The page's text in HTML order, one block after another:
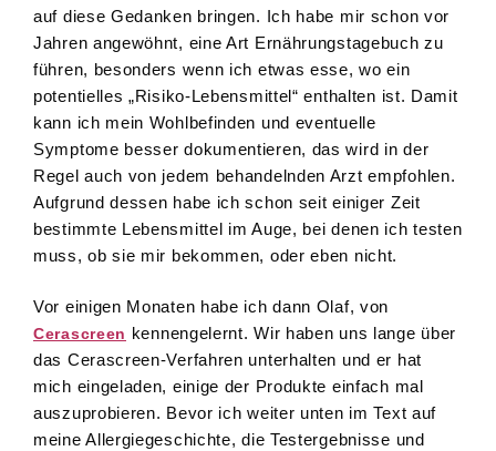
auf diese Gedanken bringen. Ich habe mir schon vor
Jahren angewöhnt, eine Art Ernährungstagebuch zu
führen, besonders wenn ich etwas esse, wo ein
potentielles „Risiko-Lebensmittel“ enthalten ist. Damit
kann ich mein Wohlbefinden und eventuelle
Symptome besser dokumentieren, das wird in der
Regel auch von jedem behandelnden Arzt empfohlen.
Aufgrund dessen habe ich schon seit einiger Zeit
bestimmte Lebensmittel im Auge, bei denen ich testen
muss, ob sie mir bekommen, oder eben nicht.
Vor einigen Monaten habe ich dann Olaf, von
Cerascreen kennengelernt. Wir haben uns lange über
das Cerascreen-Verfahren unterhalten und er hat
mich eingeladen, einige der Produkte einfach mal
auszuprobieren. Bevor ich weiter unten im Text auf
meine Allergiegeschichte, die Testergebnisse und